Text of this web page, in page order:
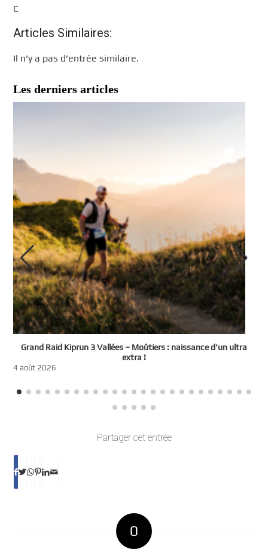
C
Articles Similaires:
Il n’y a pas d’entrée similaire.
Les derniers articles
Grand Raid Kiprun 3 Vallées – Moûtiers : naissance d’un ultra
extra !
4 août 2026
Partager cet entrée
0